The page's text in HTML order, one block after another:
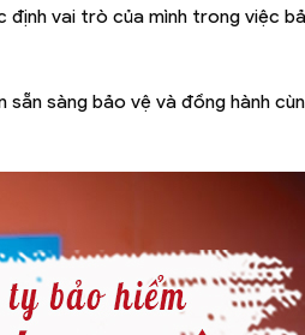
định vai trò của mình trong việc
sẵn sàng bảo vệ và đồng hành